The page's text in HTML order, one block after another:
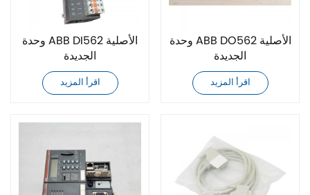
وحدة ABB DI562 الأصلية
الجديدة
اقرأ المزيد
وحدة ABB DO562 الأصلية
الجديدة
اقرأ المزيد